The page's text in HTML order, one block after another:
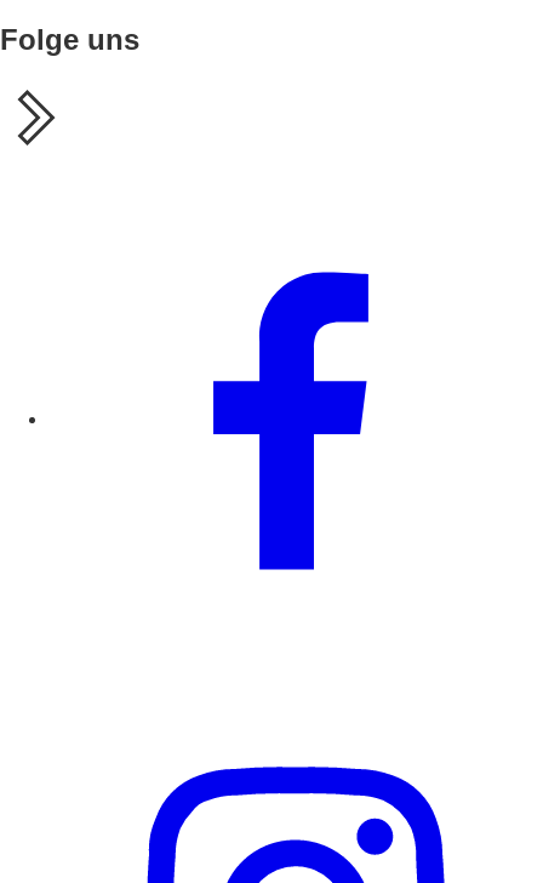
Folge uns